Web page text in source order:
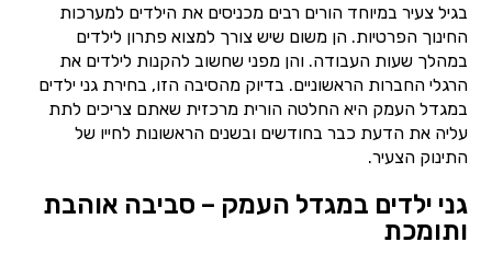
בגיל צעיר במיוחד הורים רבים מכניסים את הילדים למערכות
החינוך הפרטיות. הן משום שיש צורך למצוא פתרון לילדים
במהלך שעות העבודה. והן מפני שחשוב להקנות לילדים את
הרגלי החברות הראשוניים. בדיוק מהסיבה הזו, בחירת גני ילדים
במגדל העמק היא החלטה הורית מרכזית שאתם צריכים לתת
עליה את הדעת כבר בחודשים ובשנים הראשונות לחייו של
התינוק הצעיר.
גני ילדים במגדל העמק – סביבה אוהבת
ותומכת